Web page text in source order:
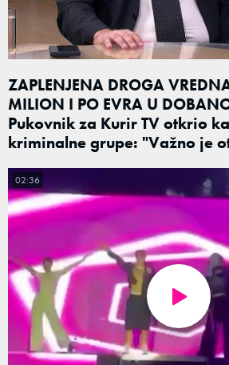
ZAPLENJENA DROGA
MILION I PO EVRA U
Pukovnik za Kurir TV otkrio
kriminalne grupe: "Važno je
02:36